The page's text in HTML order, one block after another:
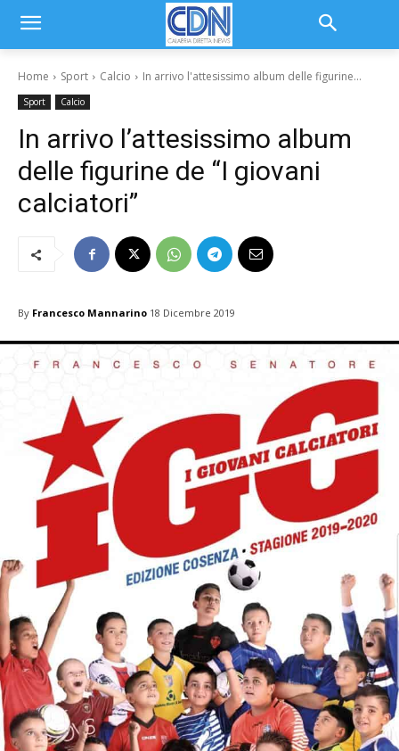
Home Sport Calcio In arrivo l'attesissimo album delle figurine...
Sport Calcio
In arrivo l’attesissimo album
delle figurine de “I giovani
calciatori”
By Francesco Mannarino 18 Dicembre 2019